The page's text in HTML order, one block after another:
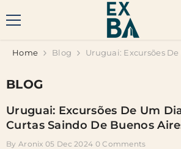
Home Blog Uruguai: Excursões
BLOG
Uruguai: Excursões De Um
Curtas Saindo De Buenos
By Aronix 05 Dec 2024 0 Comments